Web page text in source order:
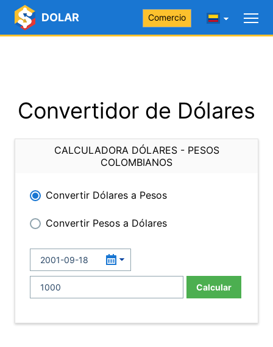
DOLAR Comercio
Convertidor de Dólares
CALCULADORA DÓLARES - PESOS
COLOMBIANOS
Convertir Dólares a Pesos
Convertir Pesos a Dólares
Calcular